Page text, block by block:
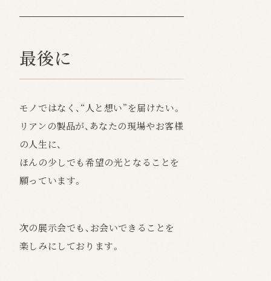
最後に
モノではなく、“人と想い”を届けたい。
リアンの製品が、あなたの現場やお客様
の人生に、
ほんの少しでも希望の光となることを
願っています。
次の展示会でも、お会いできることを
楽しみにしております。